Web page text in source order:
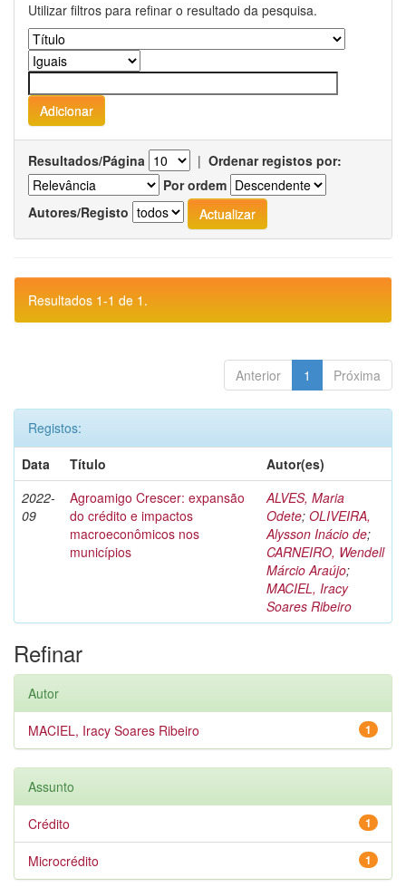
Utilizar filtros para refinar o resultado da pesquisa.
Resultados/Página | Ordenar registos por:
Por ordem
Autores/Registo
Resultados 1-1 de 1.
Anterior 1 Próxima
Registos:
Data
Título
Autor(es)
2022-
09
Agroamigo Crescer: expansão
do crédito e impactos
macroeconômicos nos
municípios
ALVES, Maria
Odete; OLIVEIRA,
Alysson Inácio de;
CARNEIRO, Wendell
Márcio Araújo;
MACIEL, Iracy
Soares Ribeiro
Refinar
Autor
1
MACIEL, Iracy Soares Ribeiro
Assunto
1
Crédito
1
Microcrédito